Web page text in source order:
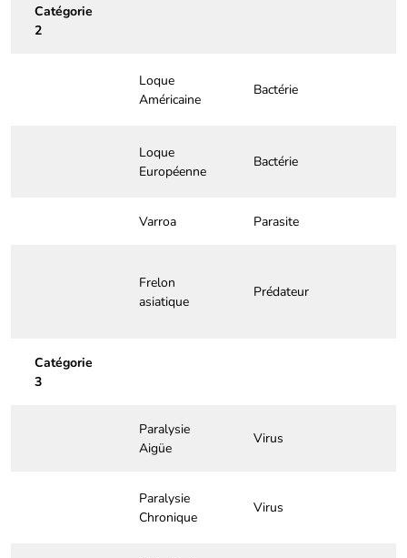
Catégorie
2
Loque
Américaine
Bactérie
Loque
Européenne
Bactérie
Varroa Parasite
Frelon
asiatique
Prédateur
Catégorie
3
Paralysie
Aigüe
Virus
Paralysie
Chronique
Virus